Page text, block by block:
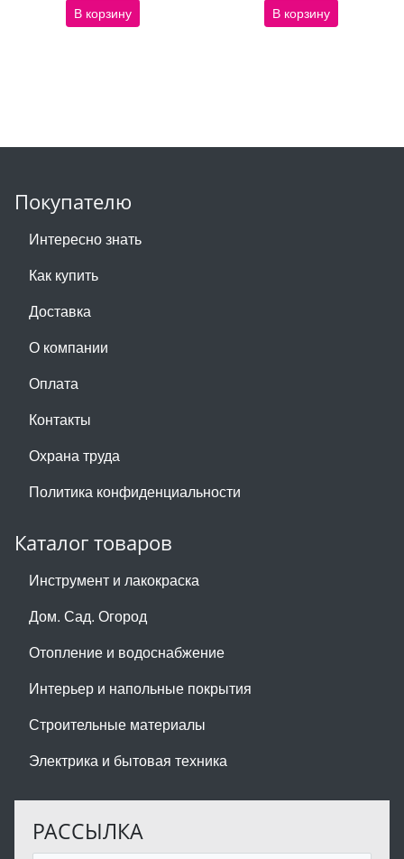
В корзину В корзину
Покупателю
Интересно знать
Как купить
Доставка
О компании
Оплата
Контакты
Охрана труда
Политика конфиденциальности
Каталог товаров
Инструмент и лакокраска
Дом. Сад. Огород
Отопление и водоснабжение
Интерьер и напольные покрытия
Строительные материалы
Электрика и бытовая техника
РАССЫЛКА